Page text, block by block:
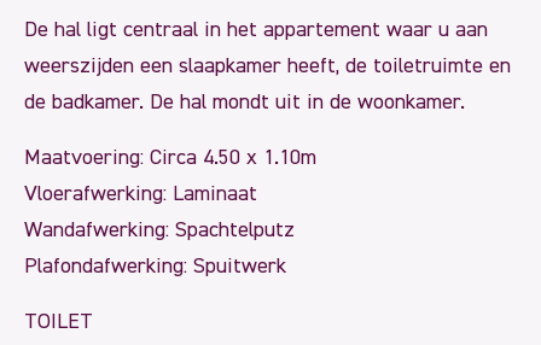
De hal ligt centraal in het appartement waar u aan
weerszijden een slaapkamer heeft, de toiletruimte en
de badkamer. De hal mondt uit in de woonkamer.
Maatvoering: Circa 4.50 x 1.10m
Vloerafwerking: Laminaat
Wandafwerking: Spachtelputz
Plafondafwerking: Spuitwerk
TOILET